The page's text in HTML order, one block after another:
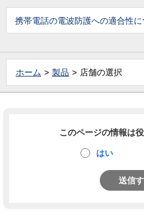
携帯電話の電波防護への適合性に
ホーム 製品 店舗の選択
このページの情報は
はい
送信